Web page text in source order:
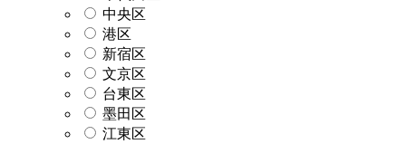
中央区
港区
新宿区
文京区
台東区
墨田区
江東区